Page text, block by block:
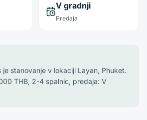
V gradnji
Predaja
je stanovanje v lokaciji Layan, Phuket.
THB, 2-4 spalnic, predaja: V